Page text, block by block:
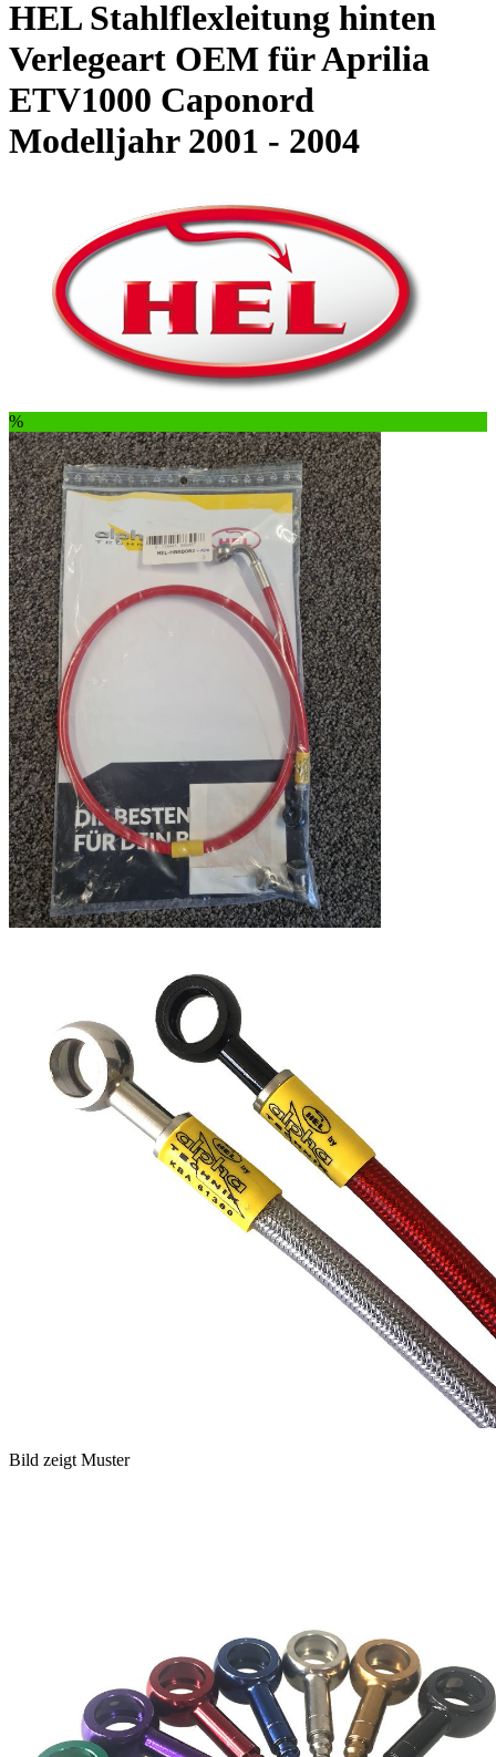
HEL Stahlflexleitung hinten
Verlegeart OEM für Aprilia
ETV1000 Caponord
Modelljahr 2001 - 2004
%
Bild zeigt Muster